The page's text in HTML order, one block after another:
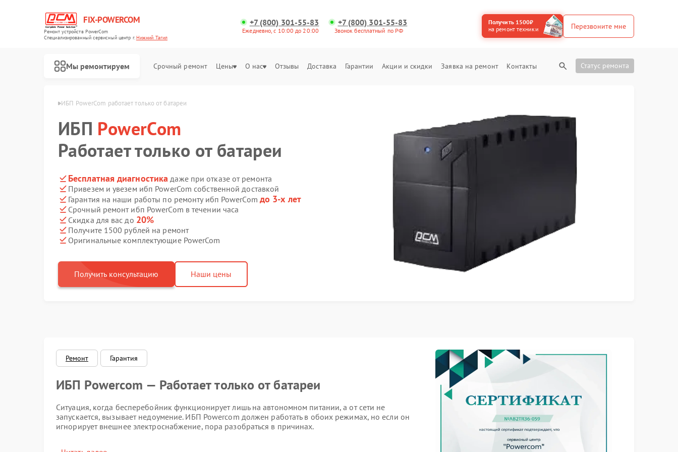
FIX-POWERCOM
Ремонт устройств PowerCom
Специализированный cервисный центр г.Нижний Тагил
+7 (800) 301-55-83
Ежедневно, с 10:00 до 20:00
+7 (800) 301-55-83
Звонок бесплатный по РФ
Получить 1500₽
на ремонт техники
Перезвоните мне
Мы ремонтируем Срочный ремонт Цены О нас Отзывы Доставка Гарантии Акции и скидки Заявка на ремонт Контакты Статус ремонта
в Нижнем Тагиле ИБП PowerCom работает только от батареи
ИБП PowerCom
Работает только от батареи
Бесплатная диагностика даже при отказе от ремонта
Привезем и увезем ибп PowerCom собственной доставкой
Гарантия на наши работы по ремонту ибп PowerCom до 3-х лет
Срочный ремонт ибп PowerCom в течении часа
Скидка для вас до 20%
Получите 1500 рублей на ремонт
Оригинальные комплектующие PowerCom
Получить консультацию Наши цены
Ремонт Гарантия
ИБП Powercom — Работает только от батареи
Ситуация, когда бесперебойник функционирует лишь на автономном питании, а от сети не
запускается, вызывает недоумение. ИБП Powercom должен работать в обоих режимах, но если он
игнорирует внешнее электроснабжение, пора разобраться в причинах.
Симптомы неисправности